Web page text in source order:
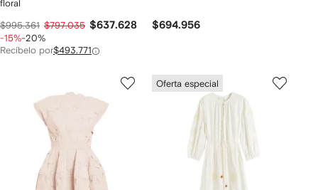
floral
$995.361 $797.035 $637.628
-15%-20%
Recíbelo por$493.771
$694.956
Oferta especial